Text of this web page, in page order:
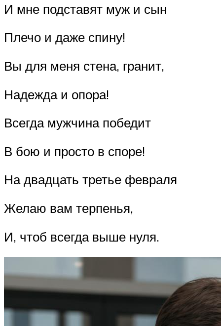
И мне подставят муж и сын
Плечо и даже спину!
Вы для меня стена, гранит,
Надежда и опора!
Всегда мужчина победит
В бою и просто в споре!
На двадцать третье февраля
Желаю вам терпенья,
И, чтоб всегда выше нуля.